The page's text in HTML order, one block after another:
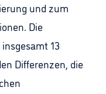
und zum
Die
13
Differenzen, die